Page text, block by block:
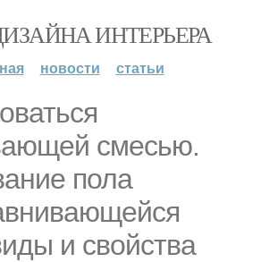
ИНТЕРЬЕРА
новости статьи
смесью.
пола
и свойства